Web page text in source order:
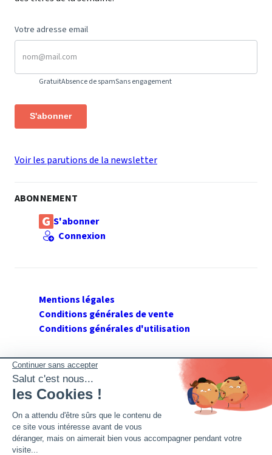
Votre adresse email
GratuitAbsence de spamSans engagement
S'abonner
Voir les parutions de la newsletter
ABONNEMENT
S'abonner
Connexion
Mentions légales
Conditions générales de vente
Conditions générales d'utilisation
SUIVEZ GERANT DE SARL
Twitter